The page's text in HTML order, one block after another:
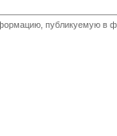
публикуемую